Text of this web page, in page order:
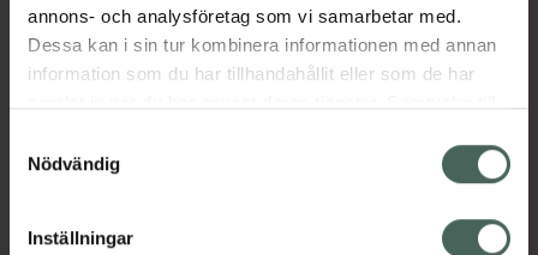
annons- och analysföretag som vi samarbetar med.
Dessa kan i sin tur kombinera informationen med annan
information som du har tillhandahållit eller som de har
återkalla ditt samtycke via webbplatsens
cookieinställningar. Ett återkallat samtycke påverkar inte
lagligheten av behandling som skett innan återkallelsen.
Nödvändig
Inställningar
Kronans Apotek finns här för dig. Du hittar oss från Skåne i
datorn. Oavsett vem du är så är det vårt uppdrag att